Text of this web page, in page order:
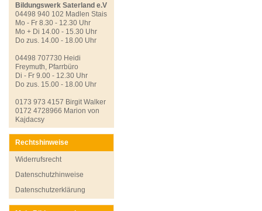
Bildungswerk Saterland e.V
04498 940 102 Madlen Stais
Mo - Fr 8.30 - 12.30 Uhr
Mo + Di 14.00 - 15.30 Uhr
Do zus. 14.00 - 18.00 Uhr
04498 707730 Heidi
Freymuth, Pfarrbüro
Di - Fr 9.00 - 12.30 Uhr
Do zus. 15.00 - 18.00 Uhr
0173 973 4157 Birgit Walker
0172 4728966 Marion von
Kajdacsy
Rechtshinweise
Widerrufsrecht
Datenschutzhinweise
Datenschutzerklärung